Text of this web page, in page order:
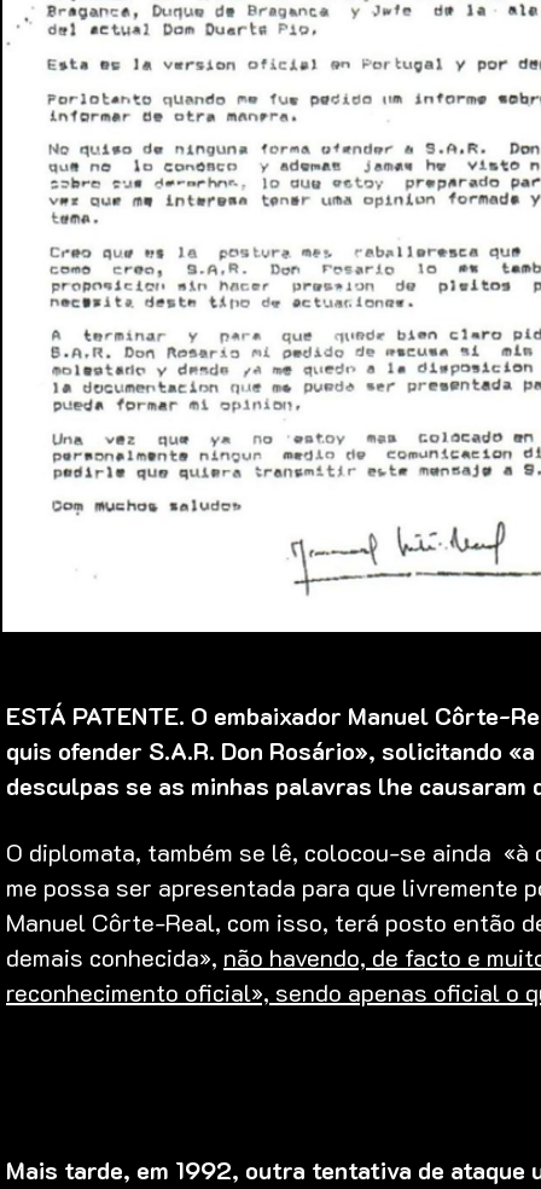
ESTÁ PATENTE. O embaixador Manuel Côrte-
quis ofender S.A.R. Don Rosário», solicitando
desculpas se as minhas palavras lhe causaram
O diplomata, também se lê, colocou-se ainda
me possa ser apresentada para que livremente
Manuel Côrte-Real, com isso, terá posto então
demais conhecida», não havendo, de facto e
reconhecimento oficial», sendo apenas oficial o
Mais tarde, em 1992, outra tentativa de ataque